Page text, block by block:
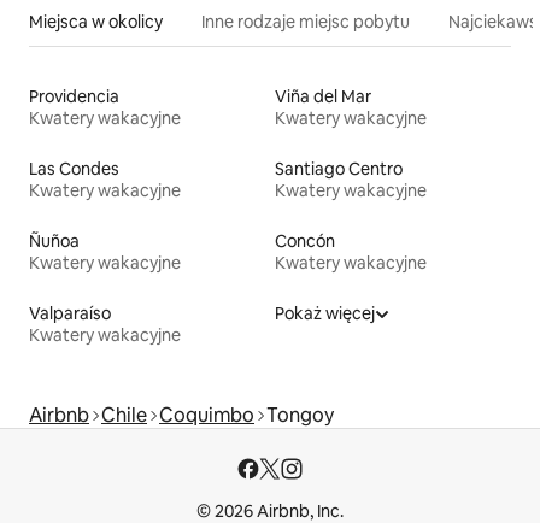
Miejsca w okolicy Inne rodzaje miejsc pobytu
Providencia
Kwatery wakacyjne
Viña del Mar
Kwatery wakacyjne
Las Condes
Kwatery wakacyjne
Santiago Centro
Kwatery wakacyjne
Ñuñoa
Kwatery wakacyjne
Concón
Kwatery wakacyjne
Valparaíso
Kwatery wakacyjne
Pokaż więcej
Airbnb Chile Coquimbo Tongoy
© 2026 Airbnb, Inc.